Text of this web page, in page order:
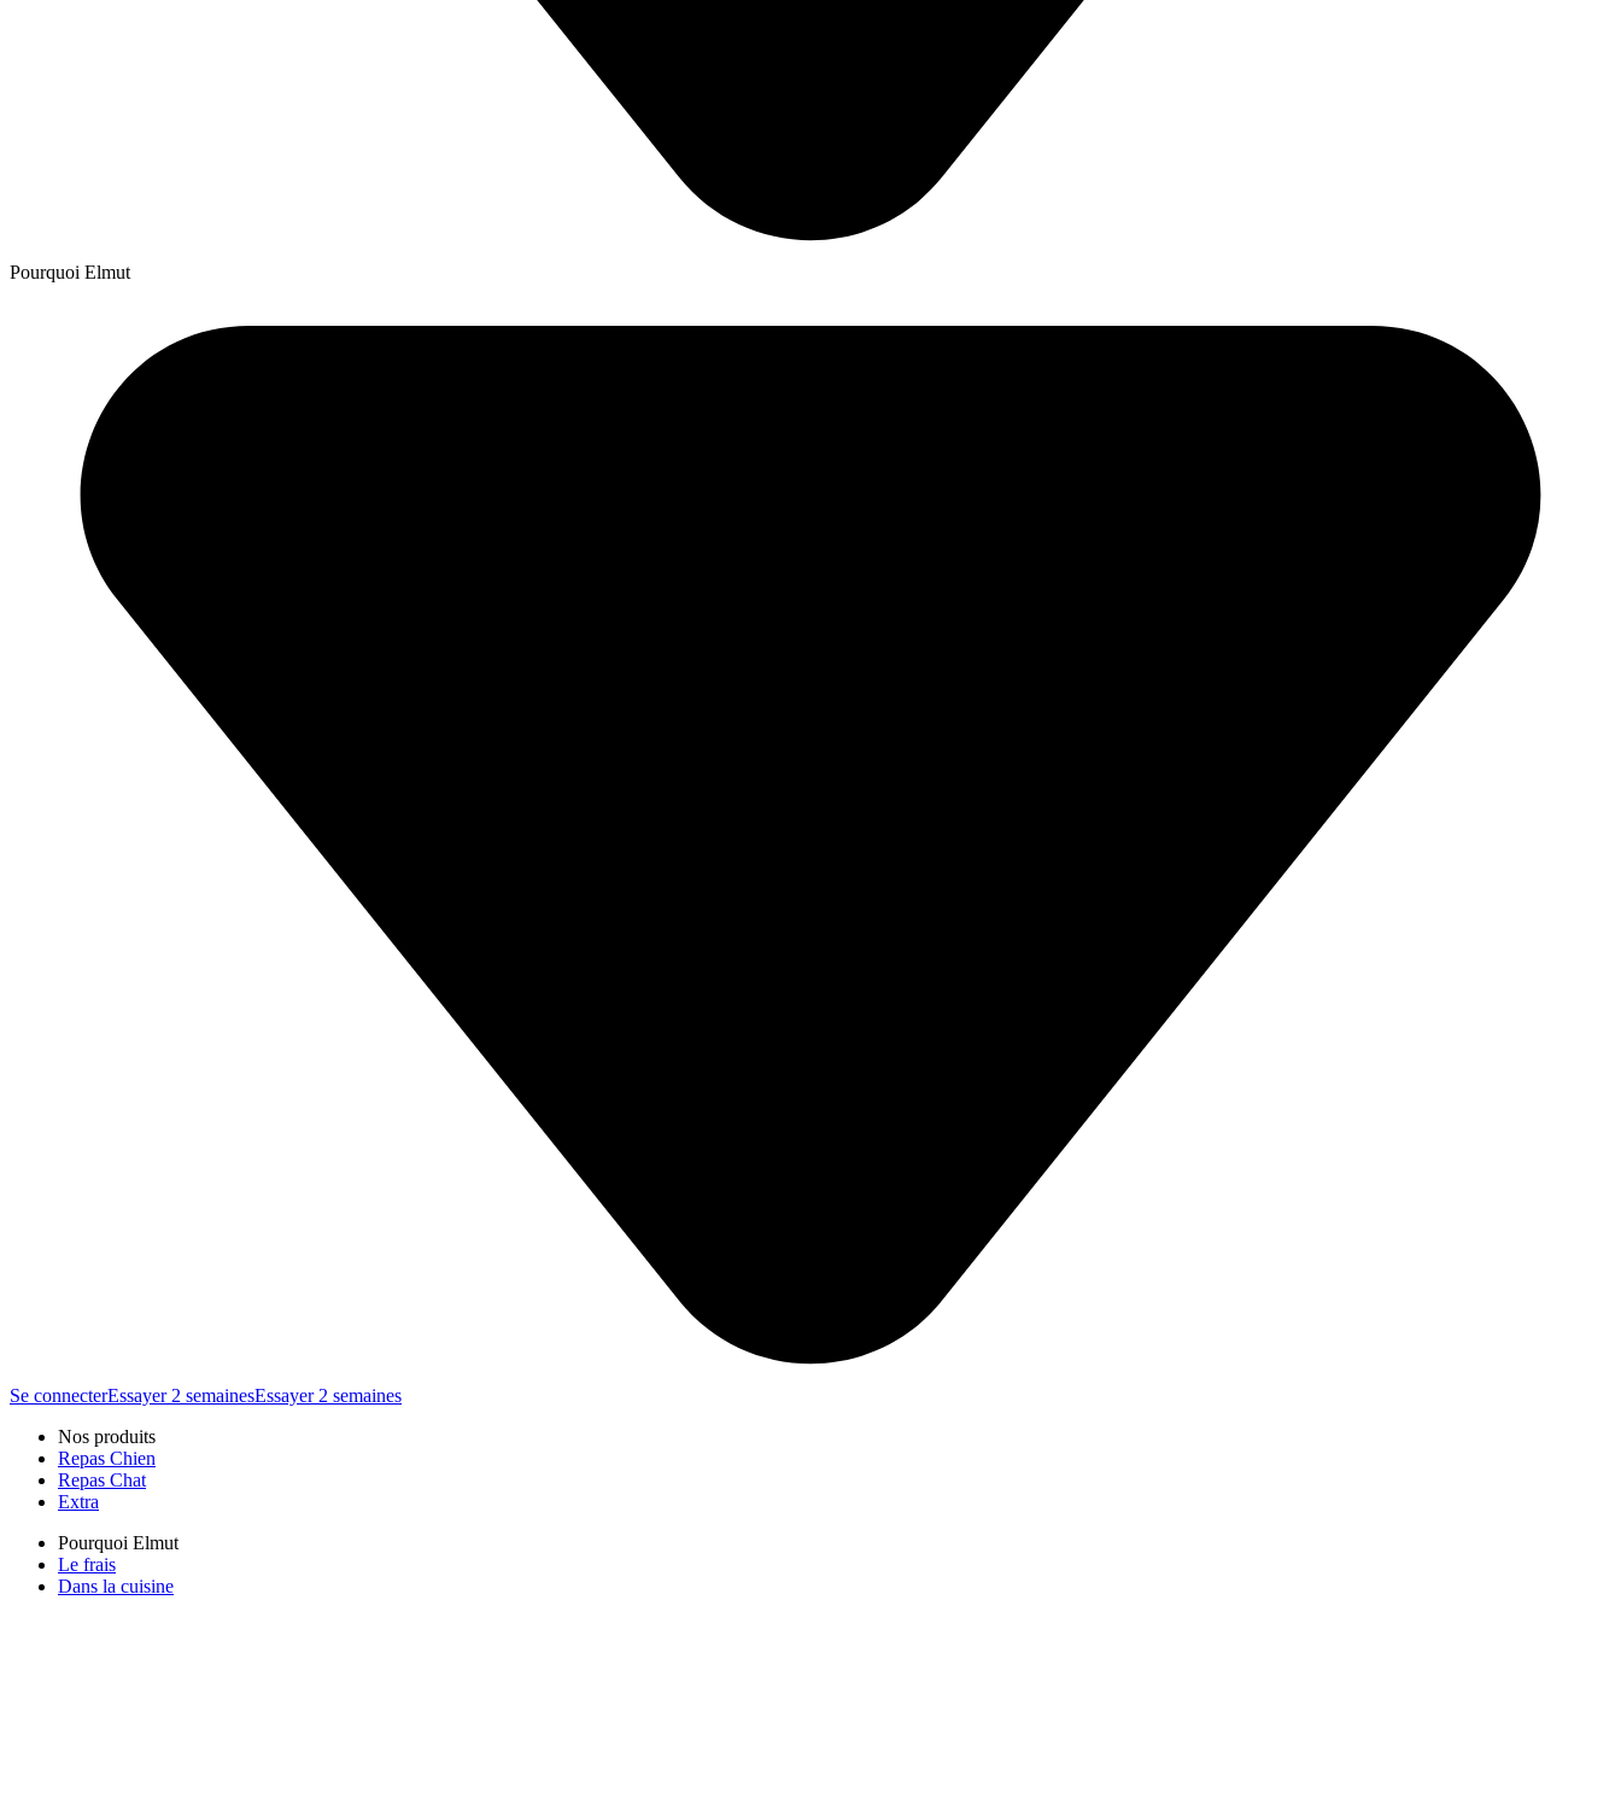
Pourquoi Elmut
Se connecterEssayer 2 semainesEssayer 2 semaines
Nos produits
Repas Chien
Repas Chat
Extra
Pourquoi Elmut
Le frais
Dans la cuisine